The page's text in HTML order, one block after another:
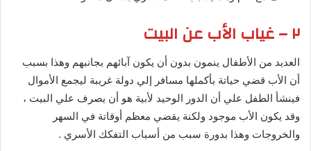
٢ – غياب الأب عن البيت
العديد من الأطفال ينمون بدون أن يكون آبائهم بجانبهم وهذا بسبب
أن الأب قضي حياتة بأكملها مسافر إلي دولة غريبة ليجمع الأموال
فينشأ الطفل علي أن الدور الوحيد لأبية هو أن يصرف علي البيت ،
وقد يكون الأب موجود ولكنة يقضي معظم أوقاتة في السهر
والخروجات وهذا بدورة سبب من أسباب التفكك الأسري .